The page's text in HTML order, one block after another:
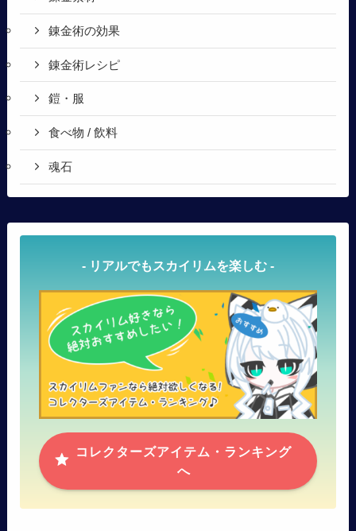
錬金術の効果
錬金術レシピ
鎧・服
食べ物 / 飲料
魂石
- リアルでもスカイリムを楽しむ -
コレクターズアイテム・ランキング
へ